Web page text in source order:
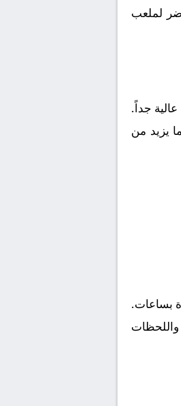
لملعب
عالية جداً.
يزيد من
بساعات.
واللحظات